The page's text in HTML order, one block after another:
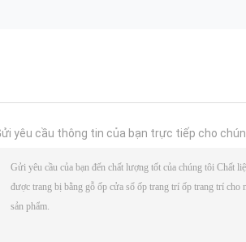
yêu cầu thông tin của bạn trực tiếp cho